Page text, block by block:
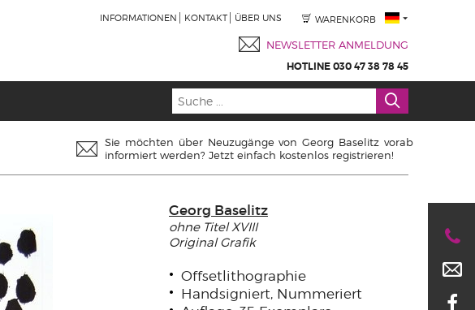
INFORMATIONEN KONTAKT ÜBER UNS WARENKORB
NEWSLETTER ANMELDUNG
HOTLINE 030 47 38 78 45
Sie möchten über Neuzugänge von Georg Baselitz vorab
informiert werden? Jetzt einfach kostenlos registrieren!
Georg Baselitz
ohne Titel XVIII
Original Grafik
Offsetlithographie
Handsigniert, Nummeriert